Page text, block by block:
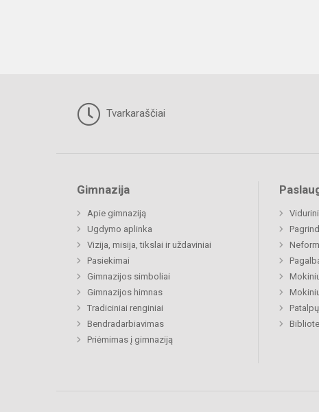
Tvarkaraščiai
Gimnazija
Apie gimnaziją
Ugdymo aplinka
Vizija, misija, tikslai ir uždaviniai
Pasiekimai
Gimnazijos simboliai
Gimnazijos himnas
Tradiciniai renginiai
Bendradarbiavimas
Priėmimas į gimnaziją